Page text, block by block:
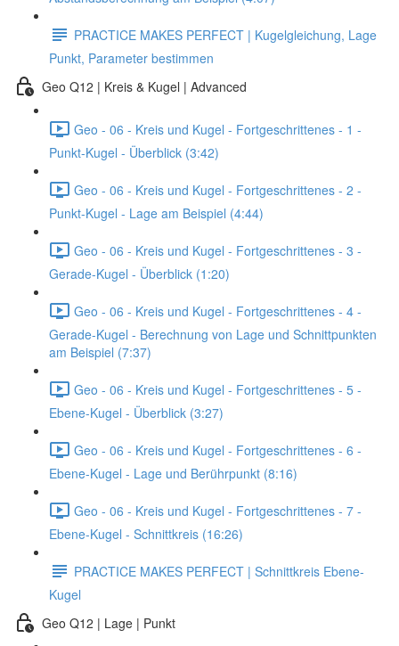
PRACTICE MAKES PERFECT | Kugelgleichung, Lage
Punkt, Parameter bestimmen
Geo Q12 | Kreis & Kugel | Advanced
Geo - 06 - Kreis und Kugel - Fortgeschrittenes - 1 -
Punkt-Kugel - Überblick (3:42)
Geo - 06 - Kreis und Kugel - Fortgeschrittenes - 2 -
Punkt-Kugel - Lage am Beispiel (4:44)
Geo - 06 - Kreis und Kugel - Fortgeschrittenes - 3 -
Gerade-Kugel - Überblick (1:20)
Geo - 06 - Kreis und Kugel - Fortgeschrittenes - 4 -
Gerade-Kugel - Berechnung von Lage und Schnittpunkten
am Beispiel (7:37)
Geo - 06 - Kreis und Kugel - Fortgeschrittenes - 5 -
Ebene-Kugel - Überblick (3:27)
Geo - 06 - Kreis und Kugel - Fortgeschrittenes - 6 -
Ebene-Kugel - Lage und Berührpunkt (8:16)
Geo - 06 - Kreis und Kugel - Fortgeschrittenes - 7 -
Ebene-Kugel - Schnittkreis (16:26)
PRACTICE MAKES PERFECT | Schnittkreis Ebene-
Kugel
Geo Q12 | Lage | Punkt